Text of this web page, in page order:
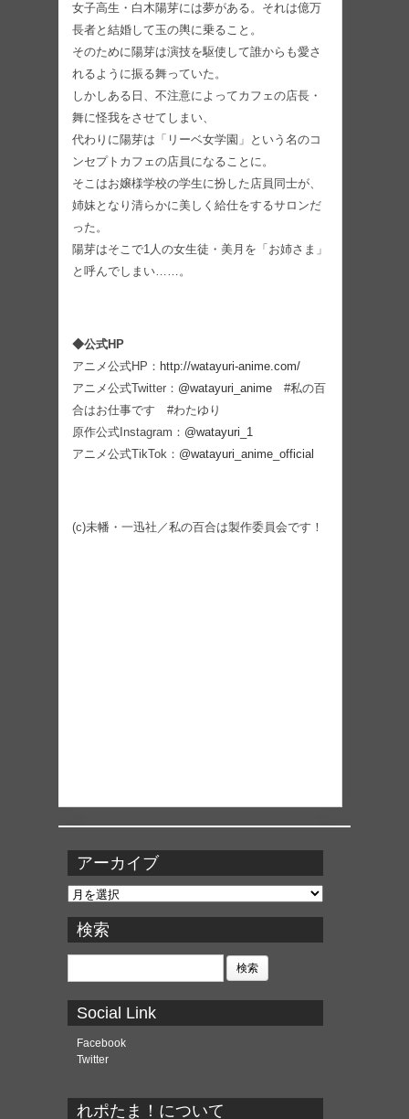
女子高生・白木陽芽には夢がある。それは億万
⻑者と結婚して玉の輿に乗ること。
そのために陽芽は演技を駆使して誰からも愛さ
れるように振る舞っていた。
しかしある日、不注意によってカフェの店⻑・
舞に怪我をさせてしまい、
代わりに陽芽は「リーベ女学園」という名のコ
ンセプトカフェの店員になることに。
そこはお嬢様学校の学生に扮した店員同士が、
姉妹となり清らかに美しく給仕をするサロンだ
った。
陽芽はそこで1人の女生徒・美月を「お姉さま」
と呼んでしまい……。
◆公式HP
アニメ公式HP： http://watayuri-anime.com/
アニメ公式Twitter： @watayuri_anime #私の百
合はお仕事です #わたゆり
原作公式Instagram： @watayuri_1
アニメ公式TikTok： @watayuri_anime_official
(c)未幡・一迅社／私の百合は製作委員会です！
アーカイブ
ア
カ
イ
ブ
検索
検
Social Link
Facebook
Twitter
れポたま！について